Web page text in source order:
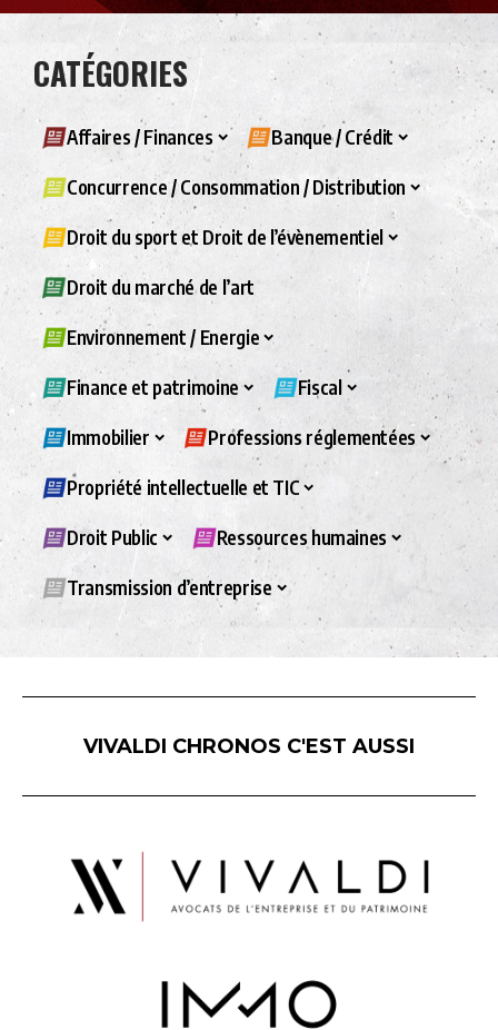
CATÉGORIES
Affaires / Finances Banque / Crédit
Concurrence / Consommation / Distribution
Droit du sport et Droit de l’évènementiel
Droit du marché de l’art
Environnement / Energie
Finance et patrimoine Fiscal
Immobilier Professions réglementées
Propriété intellectuelle et TIC
Droit Public Ressources humaines
Transmission d’entreprise
VIVALDI CHRONOS C'EST AUSSI